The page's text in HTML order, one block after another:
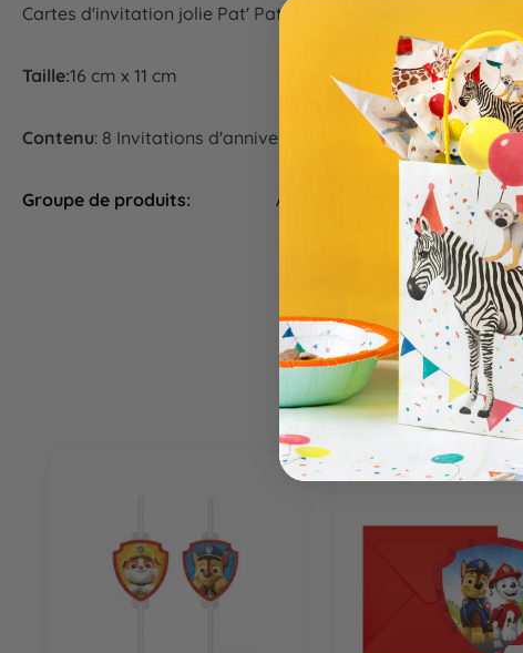
Cartes d'invitation jolie Pat' Patrouille pour la fête Pat'
Taille:16 cm x 11 cm
Contenu: 8 Invitations d'anniversaire avecenveloppes
Groupe de produits: Articles de table, Cartes
Ignorer la galerie de produits